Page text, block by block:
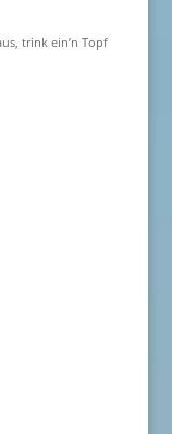
trink ein’n Topf